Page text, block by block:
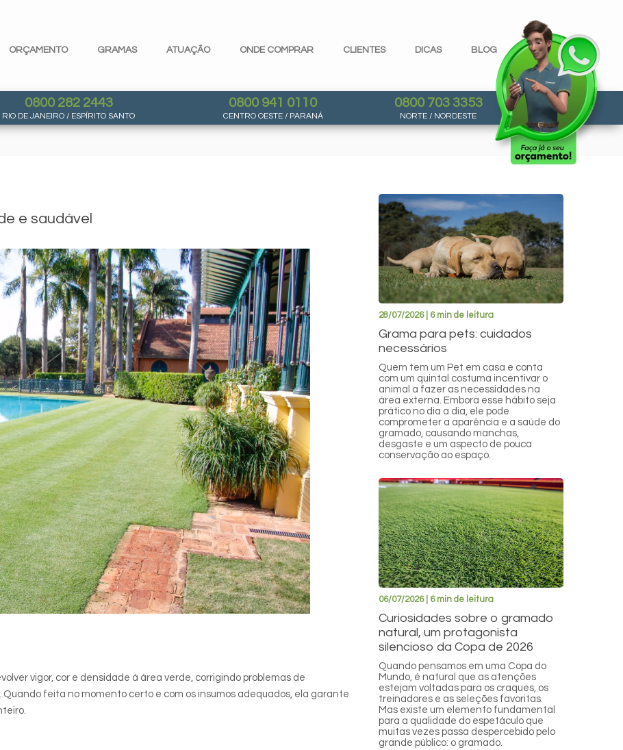
ORÇAMENTO GRAMAS ATUAÇÃO ONDE COMPRAR CLIENTES DICAS BLOG
0800 282 2443
RIO DE JANEIRO / ESPÍRITO SANTO
0800 941 0110
CENTRO OESTE / PARANÁ
0800 703 3353
NORTE / NORDESTE
e saudável
vigor, cor e densidade à área verde, corrigindo problemas de
feita no momento certo e com os insumos adequados, ela garante
28/07/2026 | 6 min de leitura
Grama para pets: cuidados
necessários
Quem tem um Pet em casa e conta
com um quintal costuma incentivar o
animal a fazer as necessidades na
área externa. Embora esse hábito seja
prático no dia a dia, ele pode
comprometer a aparência e a saúde do
gramado, causando manchas,
desgaste e um aspecto de pouca
conservação ao espaço.
06/07/2026 | 6 min de leitura
Curiosidades sobre o gramado
natural, um protagonista
silencioso da Copa de 2026
Quando pensamos em uma Copa do
Mundo, é natural que as atenções
estejam voltadas para os craques, os
treinadores e as seleções favoritas.
Mas existe um elemento fundamental
para a qualidade do espetáculo que
muitas vezes passa despercebido pelo
grande público: o gramado.